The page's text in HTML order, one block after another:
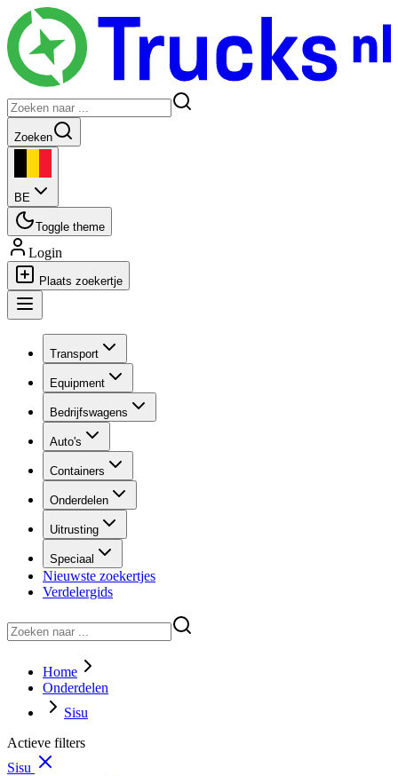
Zoeken
BE
Toggle theme
Login
Plaats zoekertje
Transport
Equipment
Bedrijfswagens
Auto's
Containers
Onderdelen
Uitrusting
Speciaal
Nieuwste zoekertjes
Verdelergids
Home
Onderdelen
Sisu
Actieve filters
Sisu